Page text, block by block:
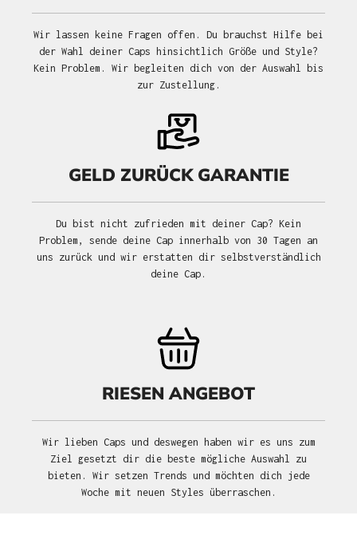
Wir lassen keine Fragen offen. Du brauchst Hilfe bei
der Wahl deiner Caps hinsichtlich Größe und Style?
Kein Problem. Wir begleiten dich von der Auswahl bis
zur Zustellung.
GELD ZURÜCK GARANTIE
Du bist nicht zufrieden mit deiner Cap? Kein
Problem, sende deine Cap innerhalb von 30 Tagen an
uns zurück und wir erstatten dir selbstverständlich
deine Cap.
RIESEN ANGEBOT
Wir lieben Caps und deswegen haben wir es uns zum
Ziel gesetzt dir die beste mögliche Auswahl zu
bieten. Wir setzen Trends und möchten dich jede
Woche mit neuen Styles überraschen.